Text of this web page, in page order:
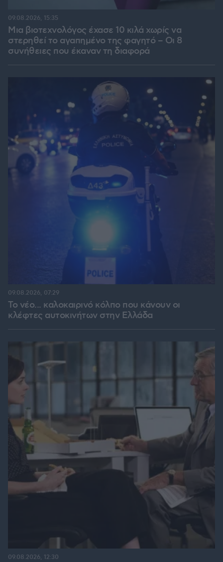
Μια βιοτεχνολόγος έχασε 10 κιλά χωρίς να
στερηθεί το αγαπημένο της φαγητό – Οι 8
συνήθειες που έκαναν τη διαφορά
09.08.2026, 15:35
Το νέο... καλοκαιρινό κόλπο που κάνουν οι
κλέφτες αυτοκινήτων στην Ελλάδα
09.08.2026, 07:29
09.08.2026, 12:30